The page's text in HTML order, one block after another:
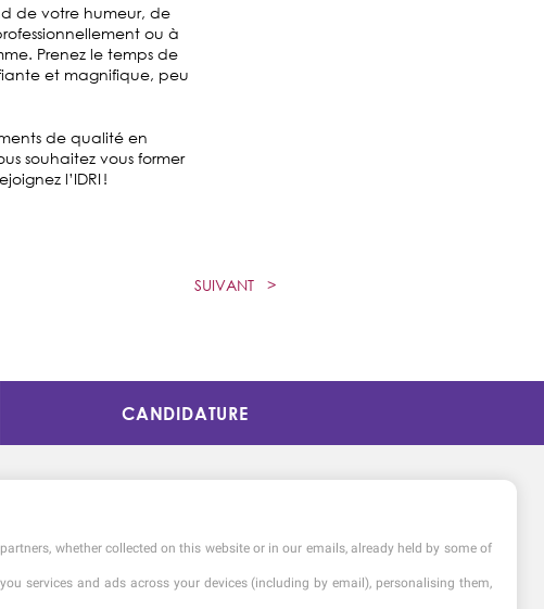
de votre humeur, de
ou à
Prenez le temps de
et magnifique, peu
de qualité en
souhaitez vous former
l’IDRI !
SUIVANT >
CANDIDATURE
whether collected on this website or in our emails, already held by some of
services and ads across your devices (including by email), personalising them,